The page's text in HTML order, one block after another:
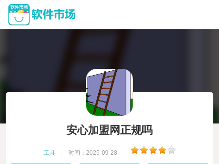
安心加盟网正规吗
工具 时间：2025-09-28